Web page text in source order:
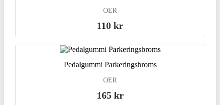
OER
110 kr
Pedalgummi Parkeringsbroms
OER
165 kr